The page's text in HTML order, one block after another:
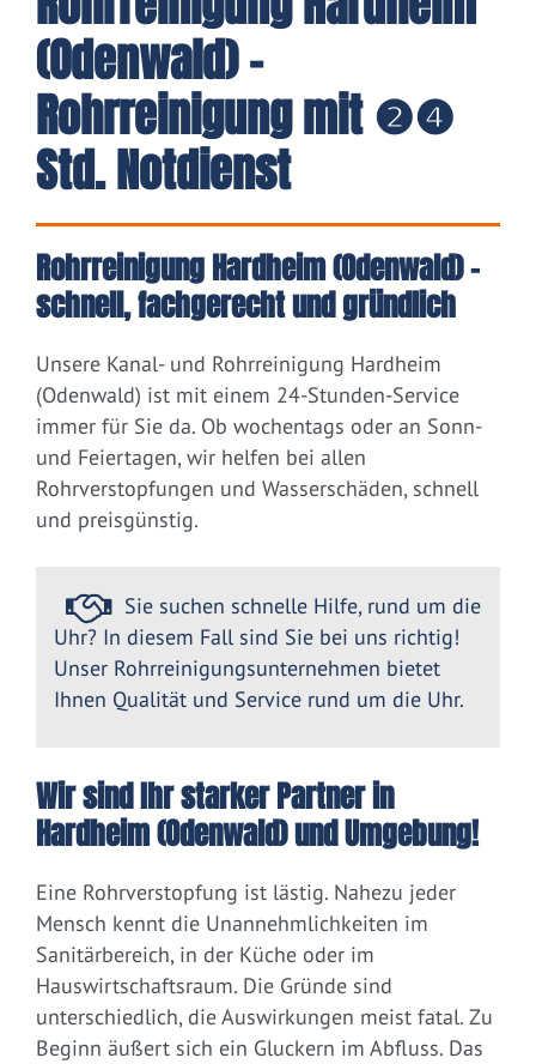
(Odenwald) -
Rohrreinigung mit ❷❹
Std. Notdienst
Rohrreinigung Hardheim (Odenwald) –
schnell, fachgerecht und gründlich
Unsere Kanal- und Rohrreinigung Hardheim
(Odenwald) ist mit einem 24-Stunden-Service
immer für Sie da. Ob wochentags oder an Sonn-
und Feiertagen, wir helfen bei allen
Rohrverstopfungen und Wasserschäden, schnell
und preisgünstig.
Sie suchen schnelle Hilfe, rund um die
Uhr? In diesem Fall sind Sie bei uns richtig!
Unser Rohrreinigungsunternehmen bietet
Ihnen Qualität und Service rund um die Uhr.
Wir sind Ihr starker Partner in
Hardheim (Odenwald) und Umgebung!
Eine Rohrverstopfung ist lästig. Nahezu jeder
Mensch kennt die Unannehmlichkeiten im
Sanitärbereich, in der Küche oder im
Hauswirtschaftsraum. Die Gründe sind
unterschiedlich, die Auswirkungen meist fatal. Zu
Beginn äußert sich ein Gluckern im Abfluss. Das